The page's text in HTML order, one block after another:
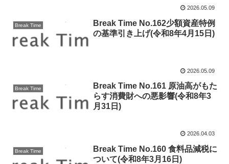
2026.05.09
Break Time
Break Time No.162少額資産特例
の基準引き上げ(令和8年4月15日)
2026.05.09
Break Time
Break Time No.161 原油高がもた
らす消費財への悪影響(令和8年3
月31日)
2026.04.03
Break Time
Break Time No.160 食料品減税に
ついて(令和8年3月16日)